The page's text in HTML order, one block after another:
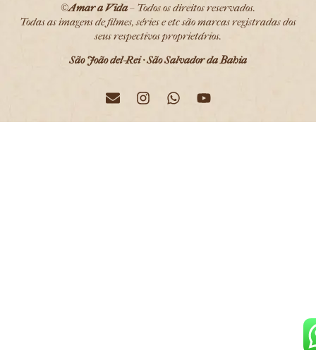
©Amar a Vida– Todos os direitos reservados.
Todas as imagens de filmes, séries e etc são marcas registradas dos
seus respectivos proprietários.
São João del-Rei · São Salvador da Bahia